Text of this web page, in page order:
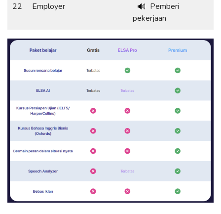
22
Employer 🔊 Pemberi
pekerjaan